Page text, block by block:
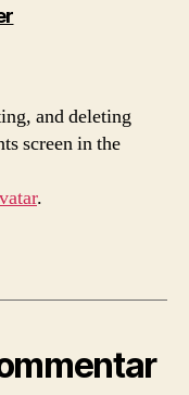
sagt:
and deleting
screen in the
.